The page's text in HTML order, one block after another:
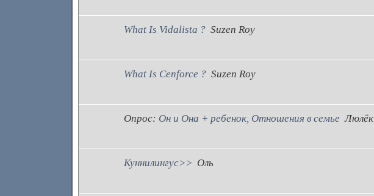
What Is Vidalista ? Suzen Roy
What Is Cenforce ? Suzen Roy
Опрос: Он и Она + ребенок, Отношения в семье Люлёк
Куннилингус>> Оль